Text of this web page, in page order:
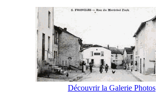
Découvrir la Galerie Photos